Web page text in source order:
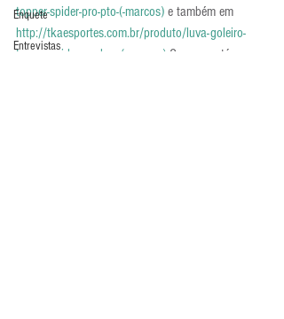
Enquete
Entrevistas
topper-spider-pro-pto-(-marcos) e também em
http://tkaesportes.com.br/produto/luva-goleiro-
topper-spider-pro-bco-(-marcos) .O preço está em